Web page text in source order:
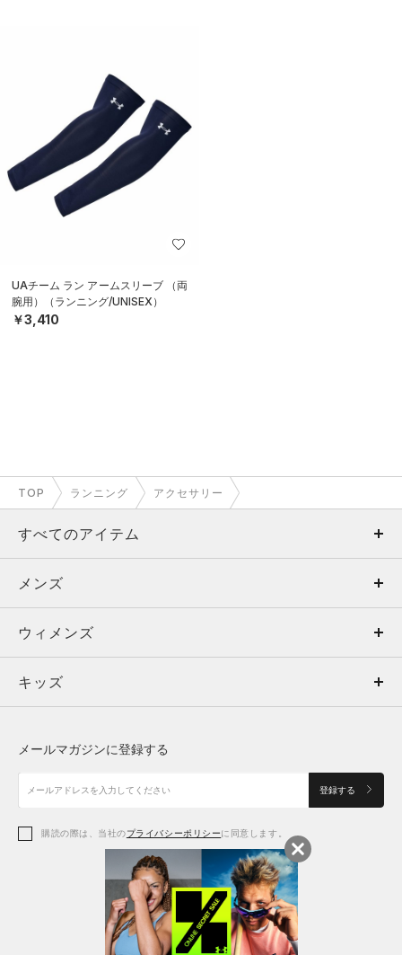
UAチーム ラン アームスリーブ （両
腕用）（ランニング/UNISEX）
￥3,410
TOP ランニング アクセサリー
すべてのアイテム
メンズ
ウィメンズ
キッズ
アクセサリー
メンズ
トップス
ボトムス
アクセサリー
ウィメンズ
トップス
シューズ
アクセサリー
レギンス＆タイツ
キッズ
シューズ
メールマガジンに登録する
登録する
購読の際は、当社のプライバシーポリシーに同意します。